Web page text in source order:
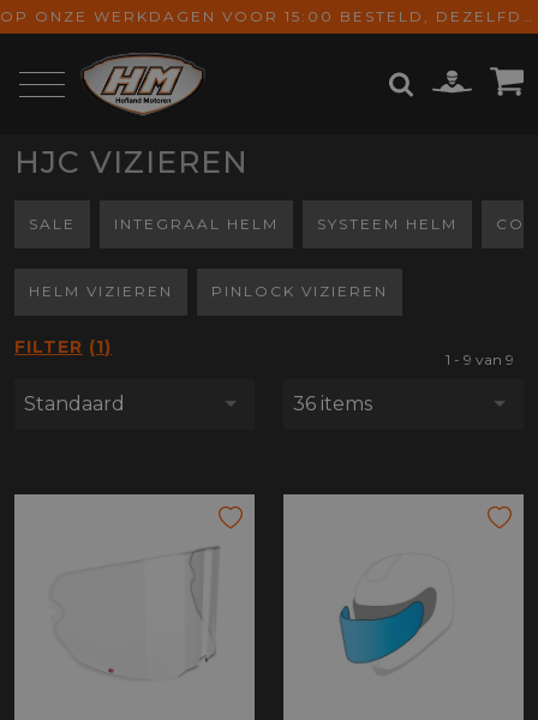
OP ONZE WERKDAGEN VOOR 15:00 BESTELD, DEZELFDE DAG VERZONDEN! GRATIS VERZENDING VANAF € 65,-
HJC VIZIEREN
SALE INTEGRAAL HELM SYSTEEM HELM
HELM VIZIEREN PINLOCK VIZIEREN
FILTER 1
Standaard
1 - 9 van 9
36 items